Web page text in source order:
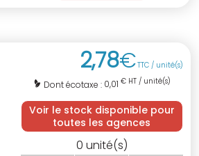
2,78€TTC / unité(s)
Dont écotaxe : 0,01 € HT / unité(s)
Voir le stock disponible pour
toutes les agences
0 unité(s)